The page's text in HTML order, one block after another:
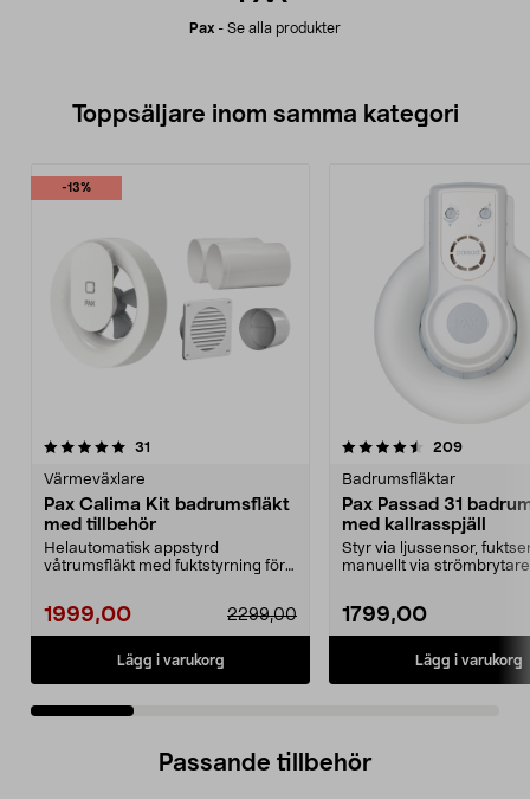
Pax - Se alla produkter
Toppsäljare inom samma kategori
-13%
31
Värmeväxlare
Pax Calima Kit badrumsfläkt
med tillbehör
Helautomatisk appstyrd
våtrumsfläkt med fuktstyrning för
1999,00 2299,00
Lägg i varukorg
4.5 av 5 stjärnor 209
Badrumsfläktar
Pax Passad 31
med kallrasspjäll
Styr via ljussensor,
manuellt via
1799,00
Lägg i varukorg
4.5 av 5 stjärnor
Passande tillbehör